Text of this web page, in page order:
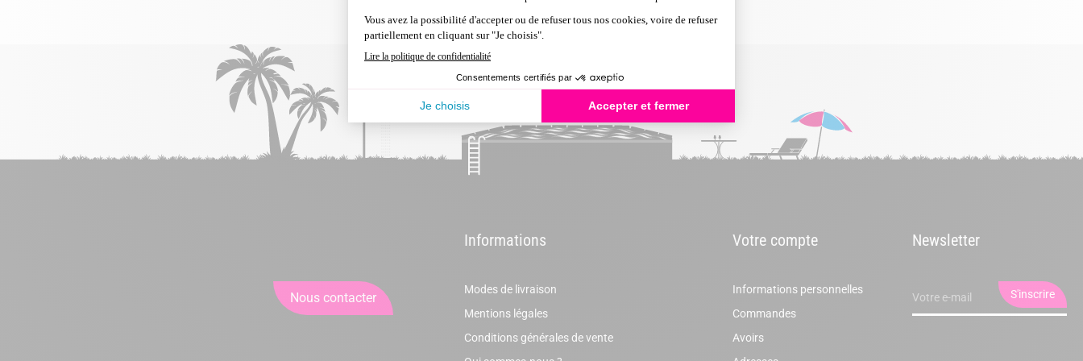
Nous contacter
Informations
Modes de livraison
Mentions légales
Conditions générales de vente
Votre compte
Informations personnelles
Commandes
Avoirs
Newsletter